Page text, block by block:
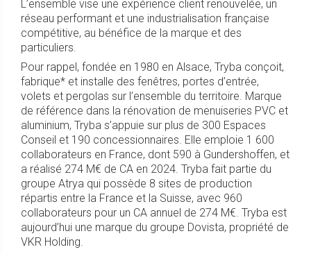
L’ensemble vise une expérience client renouvelée, un
réseau performant et une industrialisation française
compétitive, au bénéfice de la marque et des
particuliers.
Pour rappel, fondée en 1980 en Alsace, Tryba conçoit,
fabrique* et installe des fenêtres, portes d’entrée,
volets et pergolas sur l’ensemble du territoire. Marque
de référence dans la rénovation de menuiseries PVC et
aluminium, Tryba s’appuie sur plus de 300 Espaces
Conseil et 190 concessionnaires. Elle emploie 1 600
collaborateurs en France, dont 590 à Gundershoffen, et
a réalisé 274 M€ de CA en 2024. Tryba fait partie du
groupe Atrya qui possède 8 sites de production
répartis entre la France et la Suisse, avec 960
collaborateurs pour un CA annuel de 274 M€. Tryba est
aujourd’hui une marque du groupe Dovista, propriété de
VKR Holding.